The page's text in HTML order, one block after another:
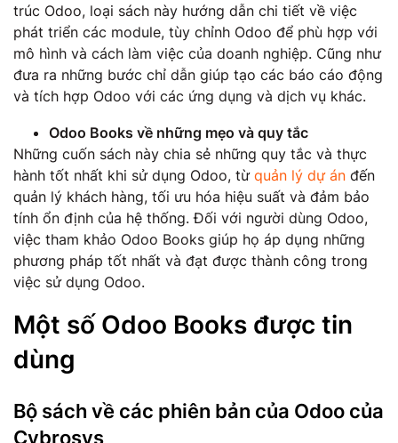
trúc Odoo, loại sách này hướng dẫn chi tiết về việc
phát triển các module, tùy chỉnh Odoo để phù hợp với
mô hình và cách làm việc của doanh nghiệp. Cũng như
đưa ra những bước chỉ dẫn giúp tạo các báo cáo động
và tích hợp Odoo với các ứng dụng và dịch vụ khác.
Odoo Books về những mẹo và quy tắc
Những cuốn sách này chia sẻ những quy tắc và thực
hành tốt nhất khi sử dụng Odoo, từ quản lý dự án đến
quản lý khách hàng, tối ưu hóa hiệu suất và đảm bảo
tính ổn định của hệ thống. Đối với người dùng Odoo,
việc tham khảo Odoo Books giúp họ áp dụng những
phương pháp tốt nhất và đạt được thành công trong
việc sử dụng Odoo.
Một số Odoo Books được tin
dùng
Bộ sách về các phiên bản của Odoo của
Cybrosys